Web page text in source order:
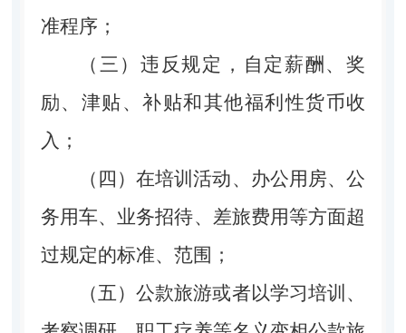
准程序；
（三）违反规定，自定薪酬、奖
励、津贴、补贴和其他福利性货币收
入；
（四）在培训活动、办公用房、公
务用车、业务招待、差旅费用等方面超
过规定的标准、范围；
（五）公款旅游或者以学习培训、